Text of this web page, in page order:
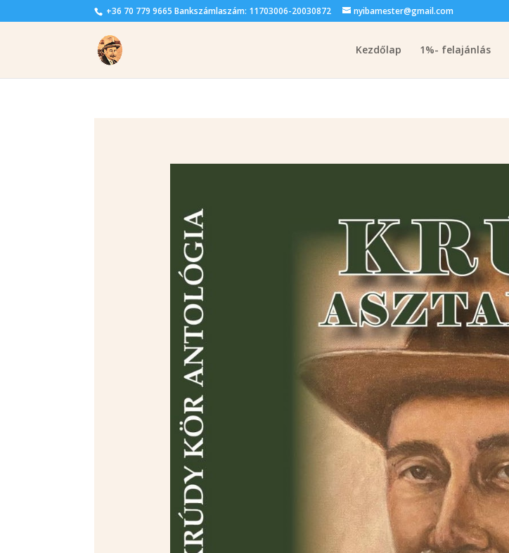
+36 70 779 9665 Bankszámlaszám: 11703006-20030872 nyibamester@gmail.com
Kezdőlap 1%- felajánlás